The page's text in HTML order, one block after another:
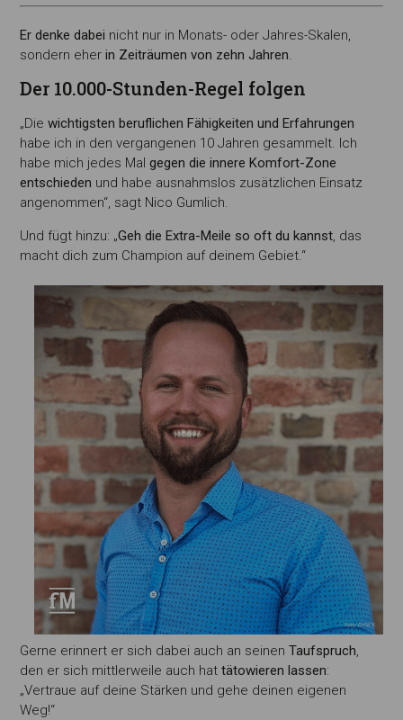
Er denke dabei nicht nur in Monats- oder Jahres-Skalen,
sondern eherin Zeiträumen von zehn Jahren.
Der 10.000-Stunden-Regel folgen
„Diewichtigsten beruflichen Fähigkeiten und Erfahrungen
habe ich in den vergangenen 10 Jahren gesammelt. Ich
habe mich jedes Malgegen die innere Komfort-Zone
entschieden und habe ausnahmslos zusätzlichen Einsatz
angenommen“, sagt Nico Gumlich.
Und fügt hinzu: „Geh die Extra-Meile so oft du kannst, das
macht dich zum Champion auf deinem Gebiet.“
Gerne erinnert er sich dabei auch an seinenTaufspruch,
den er sich mittlerweile auch hattätowieren lassen:
„Vertraue auf deine Stärken und gehe deinen eigenen
Weg!“